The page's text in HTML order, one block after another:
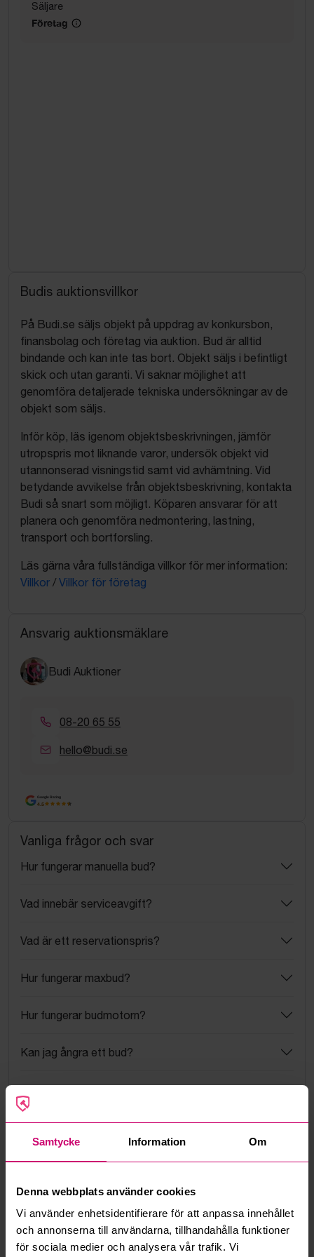
Samtycke Information Om
Denna webbplats använder cookies
Vi använder enhetsidentifierare för att anpassa innehållet
och annonserna till användarna, tillhandahålla funktioner
för sociala medier och analysera vår trafik. Vi
Säljare
Företag
Budis auktionsvillkor
På Budi.se säljs objekt på uppdrag av konkursbon,
finansbolag och företag via auktion. Bud är alltid
bindande och kan inte tas bort. Objekt säljs i befintligt
skick och utan garanti. Vi saknar möjlighet att
genomföra detaljerade tekniska undersökningar av de
objekt som säljs.
Inför köp, läs igenom objektsbeskrivningen, jämför
utropspris mot liknande varor, undersök objekt vid
utannonserad visningstid samt vid avhämtning. Vid
betydande avvikelse från objektsbeskrivning, kontakta
Budi så snart som möjligt. Köparen ansvarar för att
planera och genomföra nedmontering, lastning,
transport och bortforsling.
Läs gärna våra fullständiga villkor för mer information:
Villkor / Villkor för företag
Ansvarig auktionsmäklare
Budi Auktioner
08-20 65 55
hello@budi.se
Google Rating
4.5
Vanliga frågor och svar
Hur fungerar manuella bud?
Vad innebär serviceavgift?
Vad är ett reservationspris?
Hur fungerar maxbud?
Hur fungerar budmotorn?
Kan jag ångra ett bud?
Kan ni frakta mina vunna objekt?
Läs fler frågor och svar